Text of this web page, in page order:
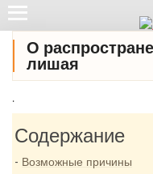
О
лишая
.
Содержание
Возможные причины